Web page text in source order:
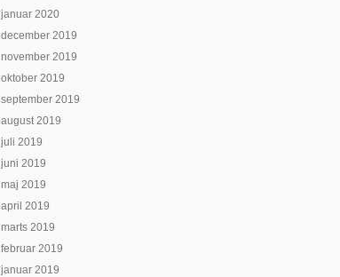
januar 2020
december 2019
november 2019
oktober 2019
september 2019
august 2019
juli 2019
juni 2019
maj 2019
april 2019
marts 2019
februar 2019
januar 2019